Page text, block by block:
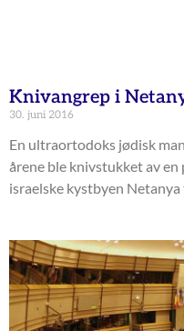
Knivangrep i
30. juni 2016
En ultraortodoks jødisk
årene ble knivstukket av
israelske kystbyen